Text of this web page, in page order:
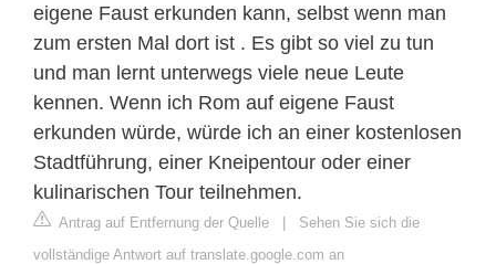
eigene Faust erkunden kann, selbst wenn man
zum ersten Mal dort ist . Es gibt so viel zu tun
und man lernt unterwegs viele neue Leute
kennen. Wenn ich Rom auf eigene Faust
erkunden würde, würde ich an einer kostenlosen
Stadtführung, einer Kneipentour oder einer
kulinarischen Tour teilnehmen.
Antrag auf Entfernung der Quelle | Sehen Sie sich die
vollständige Antwort auf translate.google.com an